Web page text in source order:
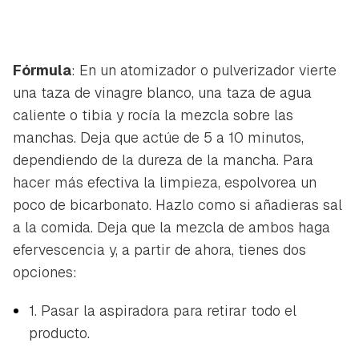
Fórmula: En un atomizador o pulverizador vierte
una taza de vinagre blanco, una taza de agua
caliente o tibia y rocía la mezcla sobre las
manchas. Deja que actúe de 5 a 10 minutos,
dependiendo de la dureza de la mancha. Para
hacer más efectiva la limpieza, espolvorea un
poco de bicarbonato. Hazlo como si añadieras sal
a la comida. Deja que la mezcla de ambos haga
efervescencia y, a partir de ahora, tienes dos
opciones:
1. Pasar la aspiradora para retirar todo el
producto.